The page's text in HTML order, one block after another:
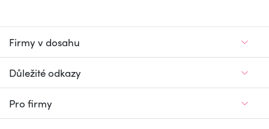
Firmy v dosahu
Důležité odkazy
Pro firmy